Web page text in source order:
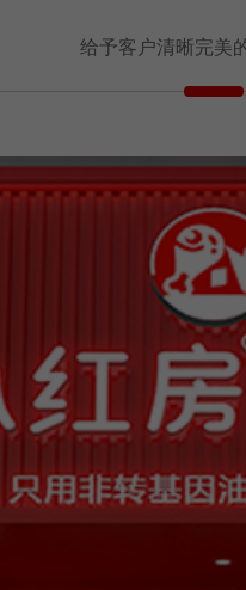
给予客户清晰完美